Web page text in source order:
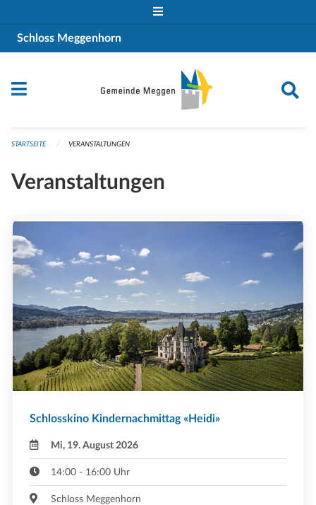
Schloss Meggenhorn
STARTSEITE VERANSTALTUNGEN
Veranstaltungen
Schlosskino Kindernachmittag «Heidi»
Mi, 19. August 2026
14:00 - 16:00 Uhr
Schloss Meggenhorn